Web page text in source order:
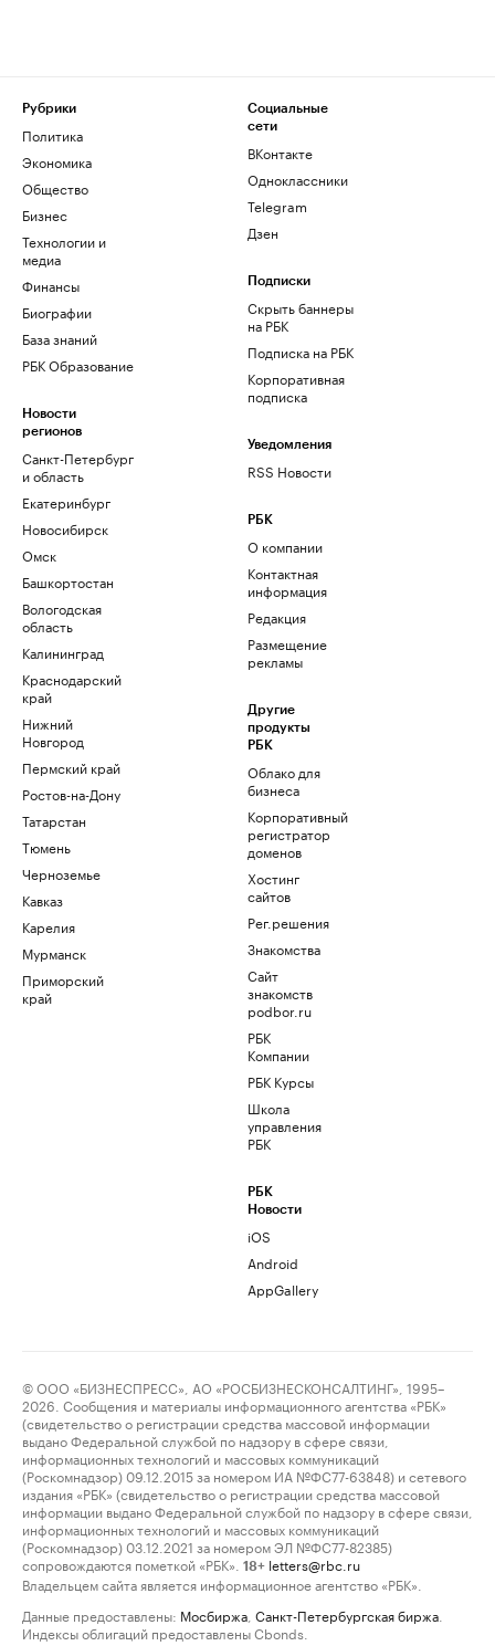
Рубрики
Политика
Экономика
Общество
Бизнес
Технологии и
медиа
Финансы
Биографии
База знаний
РБК Образование
Новости
регионов
Санкт-Петербург
и область
Екатеринбург
Новосибирск
Омск
Башкортостан
Вологодская
область
Калининград
Краснодарский
край
Нижний
Новгород
Пермский край
Ростов-на-Дону
Татарстан
Тюмень
Черноземье
Кавказ
Карелия
Мурманск
Приморский
край
Социальные
сети
ВКонтакте
Одноклассники
Telegram
Дзен
Подписки
Скрыть баннеры
на РБК
Подписка на РБК
Корпоративная
подписка
Уведомления
RSS Новости
РБК
О компании
Контактная
информация
Редакция
Размещение
рекламы
Другие
продукты
РБК
Облако для
бизнеса
Корпоративный
регистратор
доменов
Хостинг
сайтов
Рег.решения
Знакомства
Сайт
знакомств
podbor.ru
РБК
Компании
РБК Курсы
Школа
управления
РБК
РБК
Новости
iOS
Android
AppGallery
© ООО «БИЗНЕСПРЕСС», АО «РОСБИЗНЕСКОНСАЛТИНГ», 1995–
2026. Сообщения и материалы информационного агентства «РБК»
(свидетельство о регистрации средства массовой информации
выдано Федеральной службой по надзору в сфере связи,
информационных технологий и массовых коммуникаций
(Роскомнадзор) 09.12.2015 за номером ИА №ФС77-63848) и сетевого
издания «РБК» (свидетельство о регистрации средства массовой
информации выдано Федеральной службой по надзору в сфере связи,
информационных технологий и массовых коммуникаций
(Роскомнадзор) 03.12.2021 за номером ЭЛ №ФС77-82385)
сопровождаются пометкой «РБК».
18+ letters@rbc.ru
Владельцем сайта является информационное агентство «РБК».
Данные предоставлены: Мосбиржа Санкт-Петербургская биржа
Индексы облигаций предоставлены Cbonds.